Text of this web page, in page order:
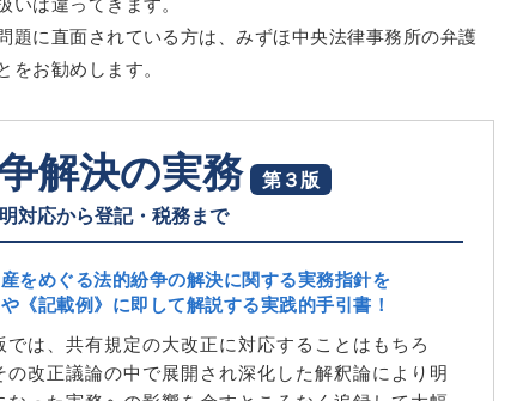
題に直面されている方は、みずほ中央法律事務所の弁護
お勧めします。
解決の実務
第３版
対応から登記・税務まで
をめぐる法的紛争の解決に関する実務指針を
や《記載例》に即して解説する実践的手引書！
では、共有規定の大改正に対応することはもちろ
の改正議論の中で展開され深化した解釈論により明